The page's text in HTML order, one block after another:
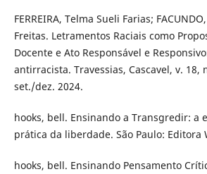
FERREIRA, Telma Sueli Farias;
Freitas. Letramentos Raciais como
Docente e Ato Responsável e
antirracista. Travessias, Cascavel, v. 18,
set./dez. 2024.
hooks, bell. Ensinando a Transgredir: a
prática da liberdade. São Paulo: Editora
hooks, bell. Ensinando Pensamento